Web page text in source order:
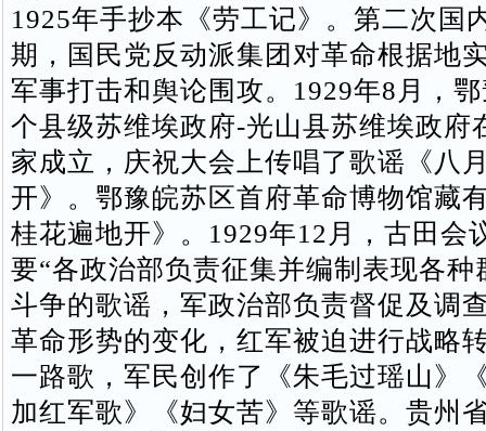
1925年手抄本《劳工记》。第二次国
期，国民党反动派集团对革命根据地
军事打击和舆论围攻。1929年8月，
个县级苏维埃政府-光山县苏维埃政府
家成立，庆祝大会上传唱了歌谣《八
开》。鄂豫皖苏区首府革命博物馆藏
桂花遍地开》。1929年12月，古田会
要“各政治部负责征集并编制表现各种
斗争的歌谣，军政治部负责督促及调
革命形势的变化，红军被迫进行战略
一路歌，军民创作了《朱毛过瑶山》
加红军歌》《妇女苦》等歌谣。贵州